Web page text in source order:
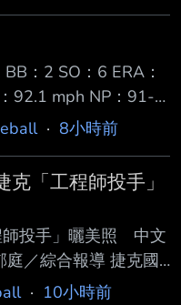
覺得自己的打擊狀
好。不過，兩支全
果不是在這座球場，
不能說是非常完美的
球帶內的好球，反應
與同樣是國聯MVP熱
「他是一位非常出色
注在自己該做
：2 SO：6 ERA：
92.1 mph NP：91-
此玉米整整休了7天
下庄 第2局投了一個
被2、3棒連續安打
2壘安打，但之後連
被2、3棒連續安打失
第一次3上3下，還送
先發 總計今天玉米先
· 8小時前
「工程師投手」
師投手」曬美照 中文
／綜合報導 捷克國
亞（Ondrej
· 10小時前